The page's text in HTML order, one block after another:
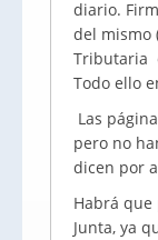
diario.
del mismo
Tributaria
Todo ello
Las
pero no
dicen por
Habrá
Junta, ya